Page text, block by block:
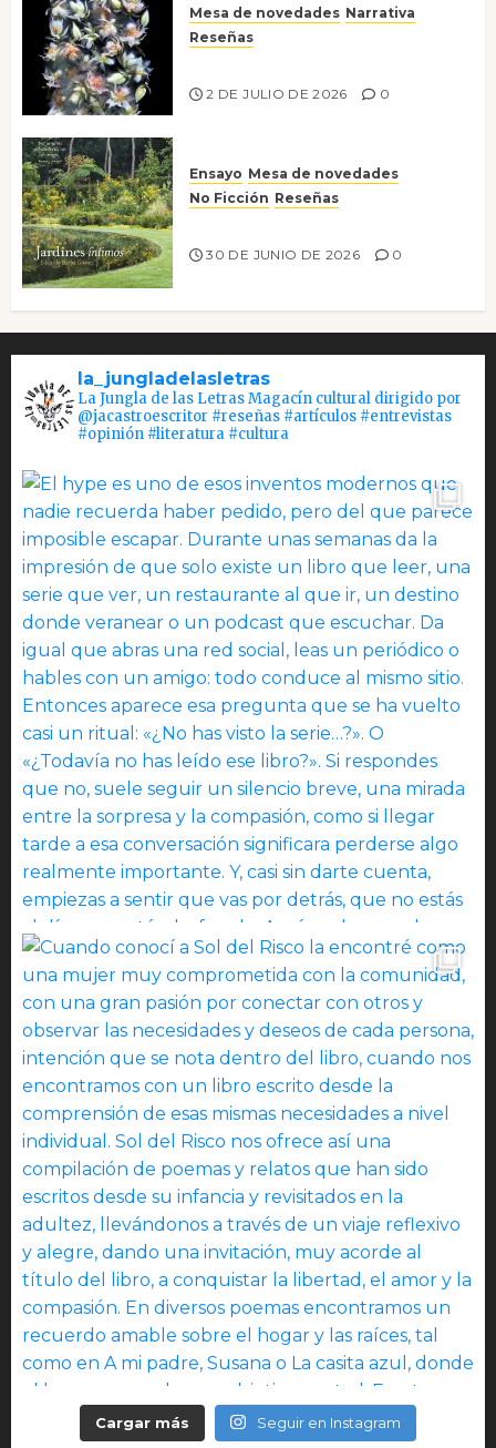
Mesa de novedades Narrativa
Reseñas
2 DE JULIO DE 2026 0
Ensayo Mesa de novedades
No Ficción Reseñas
30 DE JUNIO DE 2026 0
la_jungladelasletras
La Jungla de las Letras Magacín cultural dirigido por
@jacastroescritor #reseñas #artículos #entrevistas
#opinión #literatura #cultura
Cargar más Seguir en Instagram